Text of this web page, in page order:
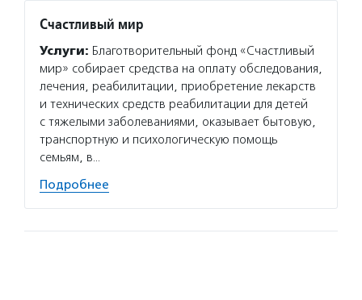
Счастливый мир
Услуги: Благотворительный фонд «Счастливый
мир» собирает средства на оплату обследования,
лечения, реабилитации, приобретение лекарств
и технических средств реабилитации для детей
с тяжелыми заболеваниями, оказывает бытовую,
транспортную и психологическую помощь
семьям, в…
Подробнее